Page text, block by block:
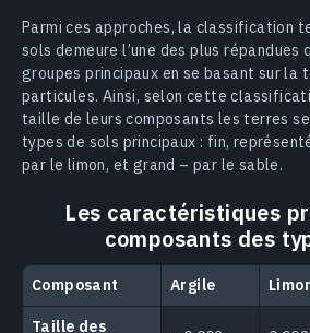
Parmi ces approches, la classification
sols demeure l’une des plus répandues
groupes principaux en se basant sur la
particules. Ainsi, selon cette
taille de leurs composants les terres
types de sols principaux : fin,
par le limon, et grand – par le sable.
Les caractéristiques
composants des
Сomposant Argile
Taille des